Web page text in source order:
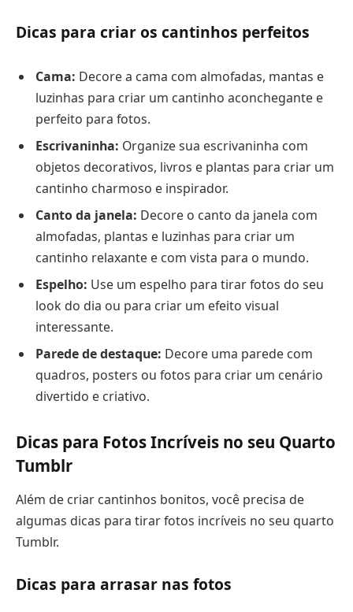
Dicas para criar os cantinhos perfeitos
Cama: Decore a cama com almofadas, mantas e
luzinhas para criar um cantinho aconchegante e
perfeito para fotos.
Escrivaninha: Organize sua escrivaninha com
objetos decorativos, livros e plantas para criar um
cantinho charmoso e inspirador.
Canto da janela: Decore o canto da janela com
almofadas, plantas e luzinhas para criar um
cantinho relaxante e com vista para o mundo.
Espelho: Use um espelho para tirar fotos do seu
look do dia ou para criar um efeito visual
interessante.
Parede de destaque: Decore uma parede com
quadros, posters ou fotos para criar um cenário
divertido e criativo.
Dicas para Fotos Incríveis no seu Quarto
Tumblr
Além de criar cantinhos bonitos, você precisa de
algumas dicas para tirar fotos incríveis no seu quarto
Tumblr.
Dicas para arrasar nas fotos